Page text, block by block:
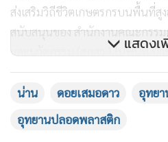
ส่งเสริมวิถีชีวิตเกษตรกรบนพื้นที่สู
สนับสนุนของ สำนักงานคณะกรรม
และนวัตกรรม (สกสว.) ในพื้นที่ บ้า
บ้านน้ำปี้ ซึ่งเป็นหมู่บ้านที่อยู่ติดกั
ผศ.ดร.เขมรัฐ เถลิงศรี ในฐานะหัวหน้
ผลิตภัณฑ์กาบไผ่และใบตองตึง เ
แสดงเ
น่าน ดอยเสมอดาว
อุทยา
อุทยานปลอดพลาสติก